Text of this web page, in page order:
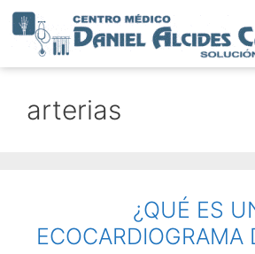
arterias
¿QUÉ ES
ECOCARDIOGRAMA